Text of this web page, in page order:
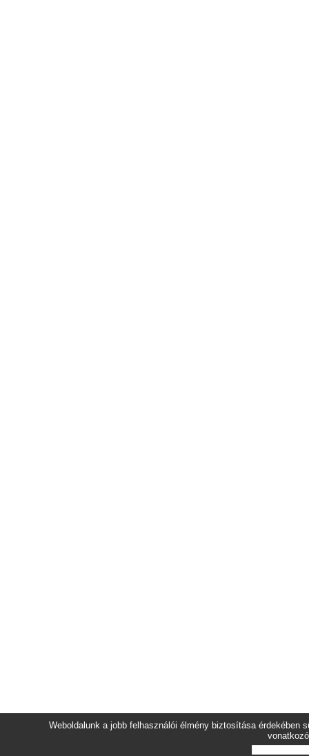
Weboldalunk a jobb felhasználói élmény biztosítása érdekében